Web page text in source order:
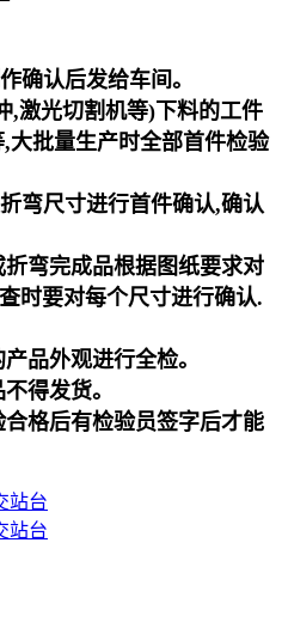
确认后发给车间。
,激光切割机等)下料的工件
大批量生产时全部首件检验
弯尺寸进行首件确认,确认
弯完成品根据图纸要求对
时要对每个尺寸进行确认.
品外观进行全检。
得发货。
格后有检验员签字后才能
站台
站台